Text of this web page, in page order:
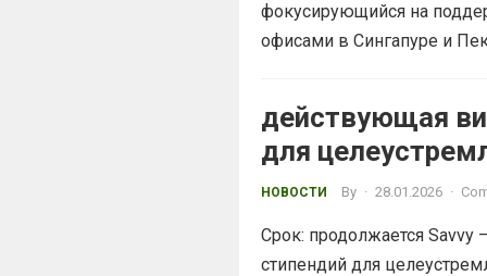
фокусирующийся на
офисами в Сингапуре и
действующая
для
специалистов
НОВОСТИ By · 28.01.2026 ·
Срок: продолжается Savvy
стипендий для